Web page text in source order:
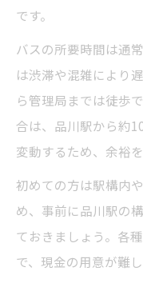
です。
バスの所要時間は通
は渋滞や混雑により
ら管理局までは徒歩
合は、品川駅から約
変動するため、余裕
初めての方は駅構内
め、事前に品川駅の
ておきましょう。各
で、現金の用意が難